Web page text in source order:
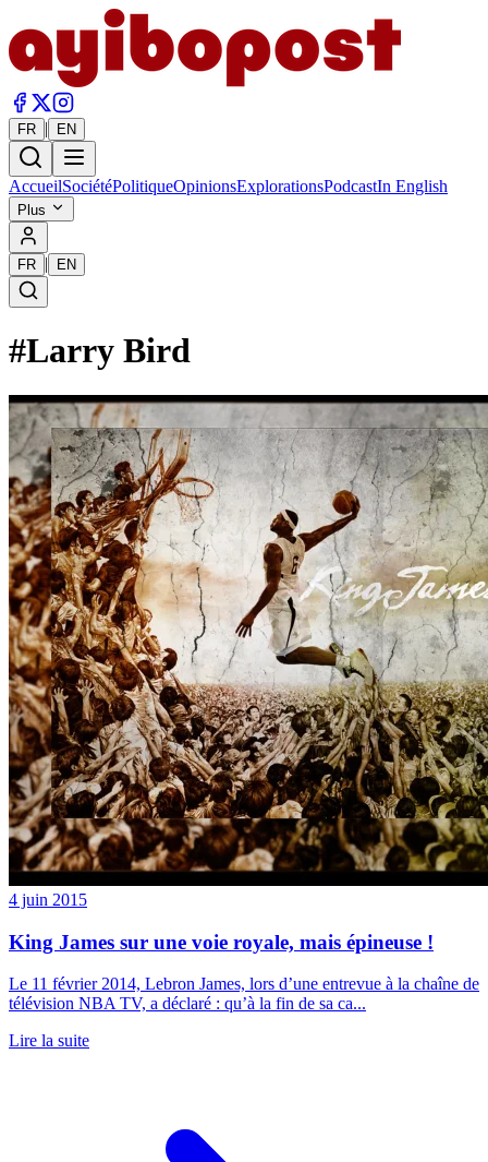
FR | EN
AccueilSociétéPolitiqueOpinionsExplorationsPodcastIn English
Plus
FR | EN
#Larry Bird
4 juin 2015
King James sur une voie royale, mais épineuse !
Le 11 février 2014, Lebron James, lors d’une entrevue à la chaîne de
télévision NBA TV, a déclaré : qu’à la fin de sa ca...
Lire la suite